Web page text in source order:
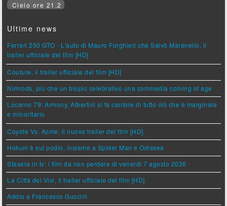
Cielo ore 21.2
Ultime news
Ferrari 250 GTO - L'auto di Mauro Forghieri che Salvò Maranello, il
trailer ufficiale del film [HD]
Couture, il trailer ufficiale del film [HD]
Nimrods, più che un biopic celebrativo una commedia coming of age
Locarno 79: Armony, Albertini si fa cantore di tutto ciò che è marginale
e minoritario
Coyote Vs. Acme, il nuovo trailer del film [HD]
Hokum è sul podio, insieme a Spider Man e Odissea
Stasera in tv: i film da non perdere di venerdì 7 agosto 2026
La Città dei Vivi, il trailer ufficiale del film [HD]
Addio a Francesco Guccini